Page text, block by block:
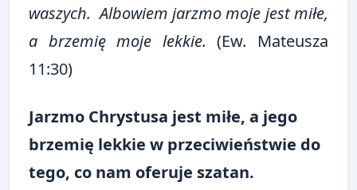
waszych. Albowiem jarzmo moje jest miłe,
a brzemię moje lekkie. (Ew. Mateusza
11:30)
Jarzmo Chrystusa jest miłe, a jego
brzemię lekkie w przeciwieństwie do
tego, co nam oferuje szatan.